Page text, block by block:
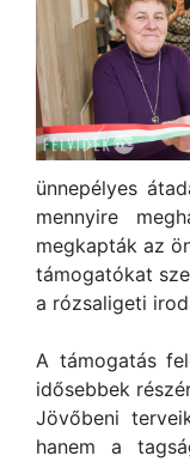
ünnepélyes
mennyire
megkapták az
támogatókat
a rózsaligeti
A támogatás
idősebbek
Jövőbeni
hanem a